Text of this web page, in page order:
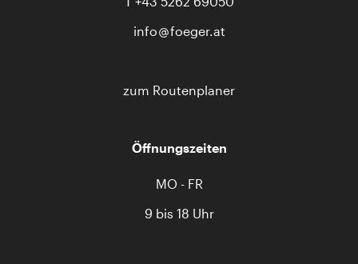
info
foeger.at
zum Routenplaner
Öffnungszeiten
MO - FR
9 bis 18 Uhr